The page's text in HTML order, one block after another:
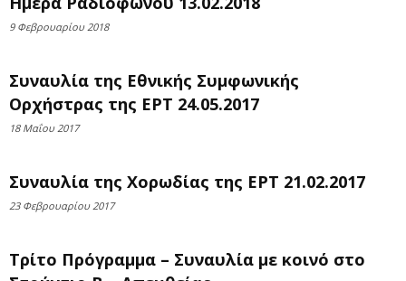
9 Φεβρουαρίου 2018
Συναυλία της Εθνικής Συμφωνικής
Ορχήστρας της ΕΡΤ 24.05.2017
18 Μαΐου 2017
Συναυλία της Χορωδίας της ΕΡΤ 21.02.2017
23 Φεβρουαρίου 2017
Τρίτο Πρόγραμμα – Συναυλία με κοινό στο